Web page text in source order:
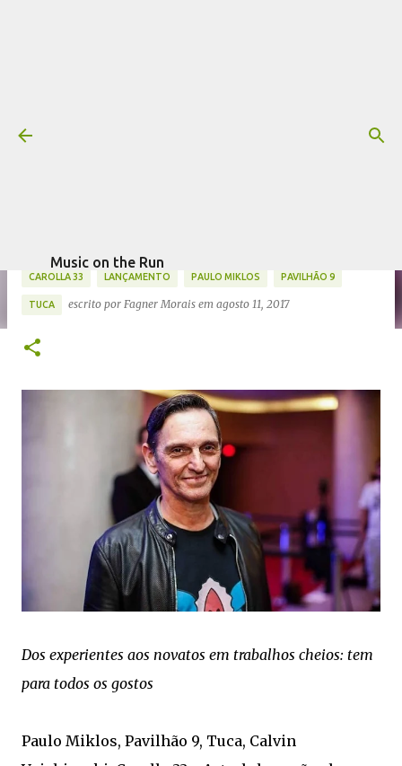
Music on the Run
Lançamentos: Paulo Miklos,
CAROLLA 33 LANÇAMENTO PAULO MIKLOS PAVILHÃO 9
TUCA escrito por Fagner Morais em agosto 11, 2017
Dos experientes aos novatos em trabalhos cheios: tem
para todos os gostos
Paulo Miklos, Pavilhão 9, Tuca, Calvin